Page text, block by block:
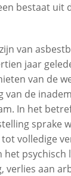
bestaat uit
van
jaar
van de
de
In het
sprake
volledige
psychisch
verlies aan